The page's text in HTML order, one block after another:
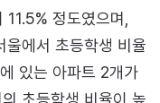
정도였으며,
울에서 초등학생 비율
있는 아파트 2개가
초등학생 비율이 높